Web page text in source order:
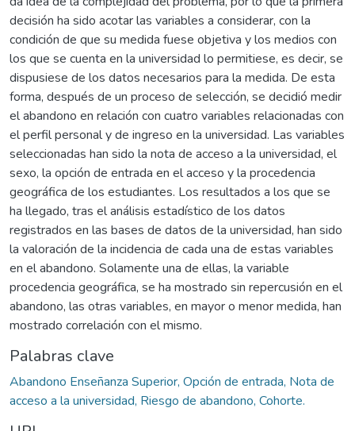
decisión ha sido acotar las variables a considerar, con la
condición de que su medida fuese objetiva y los medios con
los que se cuenta en la universidad lo permitiese, es decir, se
dispusiese de los datos necesarios para la medida. De esta
forma, después de un proceso de selección, se decidió medir
el abandono en relación con cuatro variables relacionadas con
el perfil personal y de ingreso en la universidad. Las variables
seleccionadas han sido la nota de acceso a la universidad, el
sexo, la opción de entrada en el acceso y la procedencia
geográfica de los estudiantes. Los resultados a los que se
ha llegado, tras el análisis estadístico de los datos
registrados en las bases de datos de la universidad, han sido
la valoración de la incidencia de cada una de estas variables
en el abandono. Solamente una de ellas, la variable
procedencia geográfica, se ha mostrado sin repercusión en el
abandono, las otras variables, en mayor o menor medida, han
mostrado correlación con el mismo.
Palabras clave
Abandono Enseñanza Superior, Opción de entrada, Nota de
acceso a la universidad, Riesgo de abandono, Cohorte.